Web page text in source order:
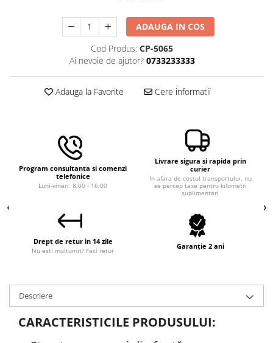
Generatoare de ozon
Invertor / convertor curent
Motoare electrice
Pistoale termice
De banc
Polizor mini
PPR lipire taiere
auto
Stabilizatoare curent AVR
Strung lemn electric
ADAUGA IN COS
Cod Produs: CP-5065
Ai nevoie de ajutor? 0733233333
Adauga la Favorite Cere informatii
Program consultanta si comenzi
telefonice
Luni-vineri: 8:00 - 16:00
Livrare sigura si rapida prin
curier
In afara de costul transportului, nu
se percep taxe pentru kilometri
suplimentari
Drept de retur in 14 zile
Nu esti multumit? Faci retur
Garanție 2 ani
Descriere
CARACTERISTICILE PRODUSULUI: